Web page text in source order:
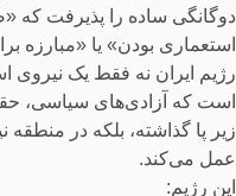
دوگانگی ساده را پذیرفت که
استعماری بودن» یا «مبارزه
رژیم ایران نه فقط یک نیروی
است که آزادی‌های سیاسی،
زیر پا گذاشته، بلکه در منطقه
عمل می‌کند.
این رژیم: